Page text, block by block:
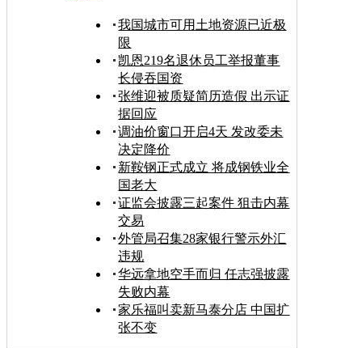
我国城市可用土地资源已近极
限
凯恩219名退休员工举报董事
长侵吞国资
张维迎被质疑简历造假 出示证
据回应
调油价窗口开启4天 发改委未
决定降价
新鞍钢正式成立 将成钢铁业全
国老大
证监会披露三起案件 狙击内幕
交易
外管局召集28家银行警示外汇
违规
华远拿地空手而归 任志强披露
失败内幕
家乐福叫卖新马泰分店 中国扩
张不变